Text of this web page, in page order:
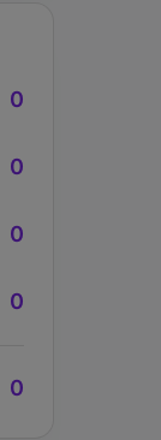
0
0
0
0
0